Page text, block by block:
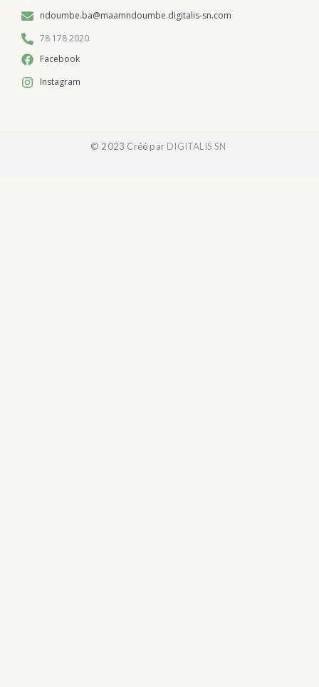
ndoumbe.ba@maamndoumbe.digitalis-sn.com
78 178 2020
Facebook
Instagram
© 2023 Créé par DIGITALIS SN